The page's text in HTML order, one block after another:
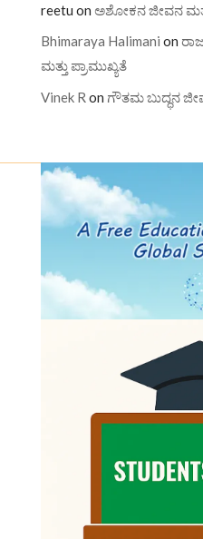
reetu on ಅಶೋಕನ ಜೀವನ
Bhimaraya Halimani on
ಮತ್ತು ಪ್ರಾಮುಖ್ಯತೆ
Vinek R on ಗೌತಮ ಬುದ್ಧನ